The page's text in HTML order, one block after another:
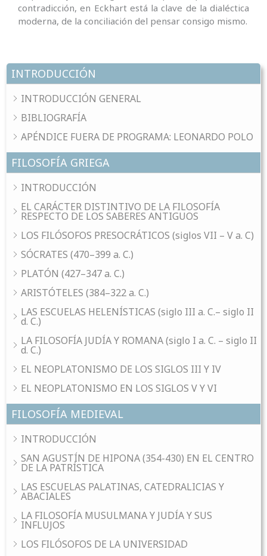
INTRODUCCIÓN
INTRODUCCIÓN GENERAL
BIBLIOGRAFÍA
APÉNDICE FUERA DE PROGRAMA: LEONARDO POLO
FILOSOFÍA GRIEGA
INTRODUCCIÓN
EL CARÁCTER DISTINTIVO DE LA FILOSOFÍA
RESPECTO DE LOS SABERES ANTIGUOS
LOS FILÓSOFOS PRESOCRÁTICOS (siglos VII – V a. C)
SÓCRATES (470–399 a. C.)
PLATÓN (427–347 a. C.)
ARISTÓTELES (384–322 a. C.)
LAS ESCUELAS HELENÍSTICAS (siglo III a. C.– siglo II
d. C.)
LA FILOSOFÍA JUDÍA Y ROMANA (siglo I a. C. – siglo II
d. C.)
EL NEOPLATONISMO DE LOS SIGLOS III Y IV
EL NEOPLATONISMO EN LOS SIGLOS V Y VI
FILOSOFÍA MEDIEVAL
INTRODUCCIÓN
SAN AGUSTÍN DE HIPONA (354-430) EN EL CENTRO
DE LA PATRÍSTICA
LAS ESCUELAS PALATINAS, CATEDRALICIAS Y
ABACIALES
LA FILOSOFÍA MUSULMANA Y JUDÍA Y SUS
INFLUJOS
LOS FILÓSOFOS DE LA UNIVERSIDAD
contradicción, en Eckhart está la clave de la dialéctica
moderna, de la conciliación del pensar consigo mismo.